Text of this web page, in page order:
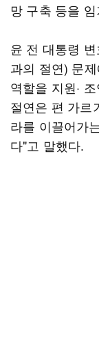
망 구축 등을
윤 전 대통령
과의 절연) 문
역할을 지원·
절연은 편 가르
라를 이끌어가
다"고 말했다.